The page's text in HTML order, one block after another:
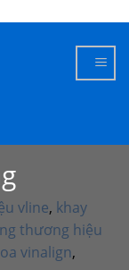
vline, khay
thương hiệu
vinalign,